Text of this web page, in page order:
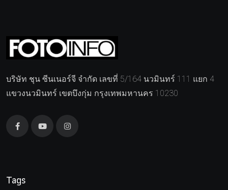
บริษัท ชุน ซีนเนอร์จี จำกัด เลขที่ 5/164 นวมินทร์ 111 แยก 4
แขวงนวมินทร์ เขตบึงกุ่ม กรุงเทพมหานคร 10230
Tags